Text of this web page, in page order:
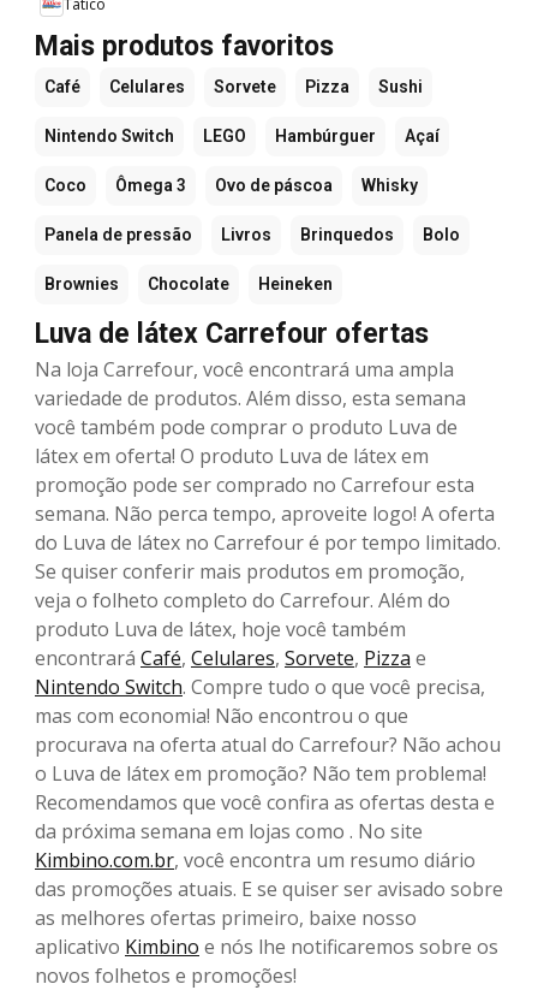
Tatico
Mais produtos favoritos
Café Celulares Sorvete Pizza Sushi
Nintendo Switch LEGO Hambúrguer Açaí
Coco Ômega 3 Ovo de páscoa Whisky
Panela de pressão Livros Brinquedos Bolo
Brownies Chocolate Heineken
Luva de látex Carrefour ofertas
Na loja Carrefour, você encontrará uma ampla
variedade de produtos. Além disso, esta semana
você também pode comprar o produto Luva de
látex em oferta! O produto Luva de látex em
promoção pode ser comprado no Carrefour esta
semana. Não perca tempo, aproveite logo! A oferta
do Luva de látex no Carrefour é por tempo limitado.
Se quiser conferir mais produtos em promoção,
veja o folheto completo do Carrefour. Além do
produto Luva de látex, hoje você também
encontrará Café, Celulares, Sorvete, Pizza e
Nintendo Switch. Compre tudo o que você precisa,
mas com economia! Não encontrou o que
procurava na oferta atual do Carrefour? Não achou
o Luva de látex em promoção? Não tem problema!
Recomendamos que você confira as ofertas desta e
da próxima semana em lojas como . No site
Kimbino.com.br, você encontra um resumo diário
das promoções atuais. E se quiser ser avisado sobre
as melhores ofertas primeiro, baixe nosso
aplicativo Kimbino e nós lhe notificaremos sobre os
novos folhetos e promoções!